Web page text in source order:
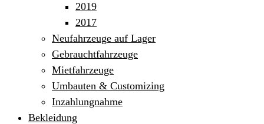
2019
2017
Neufahrzeuge auf Lager
Gebrauchtfahrzeuge
Mietfahrzeuge
Umbauten & Customizing
Inzahlungnahme
Bekleidung